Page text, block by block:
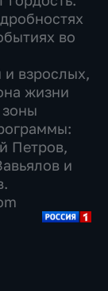
во
и взрослых,
жизни
зоны
Петров,
и